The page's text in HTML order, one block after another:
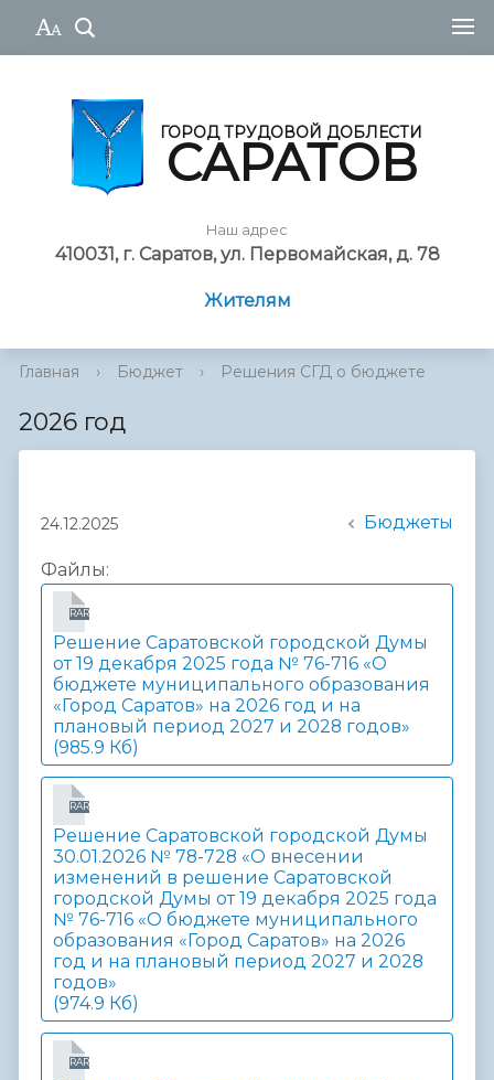
ГОРОД ТРУДОВОЙ ДОБЛЕСТИ
САРАТОВ
Наш адрес
410031, г. Саратов, ул. Первомайская, д. 78
Жителям
Главная › Бюджет › Решения СГД о бюджете
2026 год
24.12.2025 Бюджеты
Файлы:
RAR
Решение Саратовской городской Думы
от 19 декабря 2025 года № 76-716 «О
бюджете муниципального образования
«Город Саратов» на 2026 год и на
плановый период 2027 и 2028 годов»
(985.9 Кб)
RAR
Решение Саратовской городской Думы
30.01.2026 № 78-728 «О внесении
изменений в решение Саратовской
городской Думы от 19 декабря 2025 года
№ 76-716 «О бюджете муниципального
образования «Город Саратов» на 2026
год и на плановый период 2027 и 2028
годов»
(974.9 Кб)
RAR